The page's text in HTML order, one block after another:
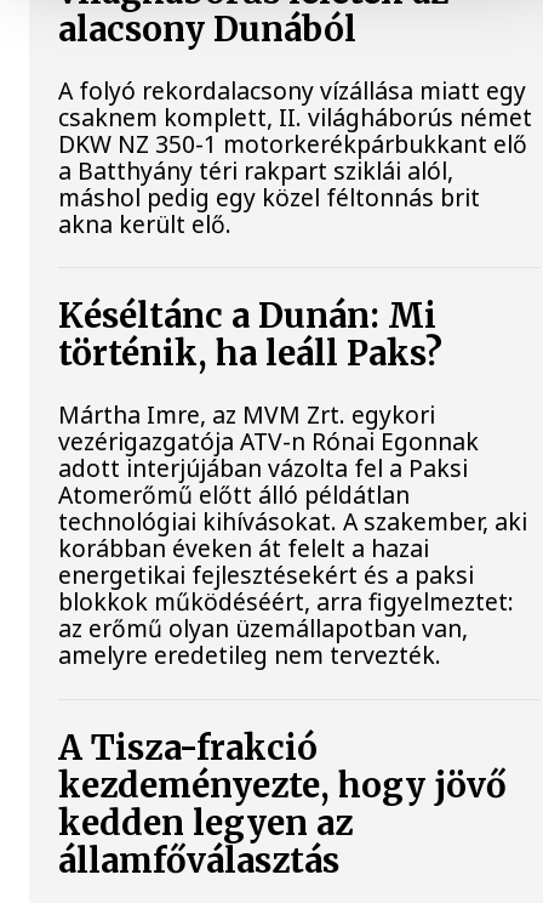
alacsony Dunából
A folyó rekordalacsony vízállása miatt egy
csaknem komplett, II. világháborús német
DKW NZ 350-1 motorkerékpárbukkant elő
a Batthyány téri rakpart sziklái alól,
máshol pedig egy közel féltonnás brit
akna került elő.
Késéltánc a Dunán: Mi
történik, ha leáll Paks?
Mártha Imre, az MVM Zrt. egykori
vezérigazgatója ATV-n Rónai Egonnak
adott interjújában vázolta fel a Paksi
Atomerőmű előtt álló példátlan
technológiai kihívásokat. A szakember, aki
korábban éveken át felelt a hazai
energetikai fejlesztésekért és a paksi
blokkok működéséért, arra figyelmeztet:
az erőmű olyan üzemállapotban van,
amelyre eredetileg nem tervezték.
A Tisza-frakció
kezdeményezte, hogy jövő
kedden legyen az
államfőválasztás